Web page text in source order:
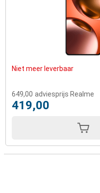
Niet meer leverbaar
649,00 adviesprijs Realme
419,00